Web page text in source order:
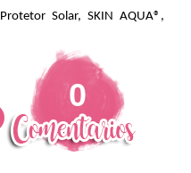
Protetor Solar, SKIN AQUA® ,
0